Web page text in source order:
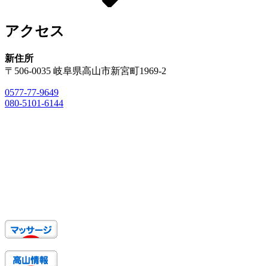
アクセス
新住所
〒506-0035 岐阜県高山市新宮町1969-2
0577-77-9649
080-5101-6144